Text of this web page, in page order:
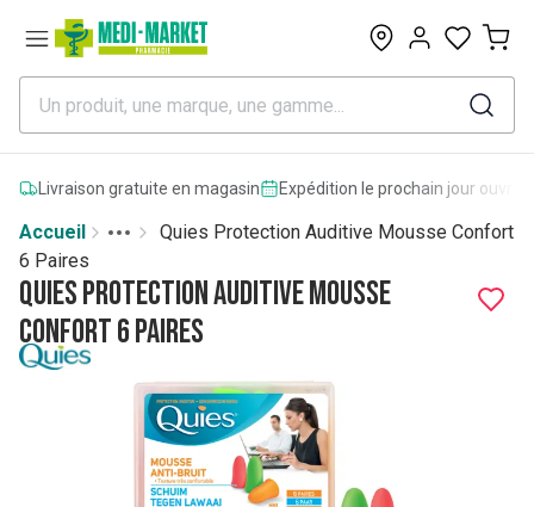
0
Livraison gratuite en magasin Expédition le prochain jour
Accueil
More
Toggle menu
Quies Protection Auditive Mousse Confort
6 Paires
Quies Protection Auditive Mousse
Confort 6 Paires